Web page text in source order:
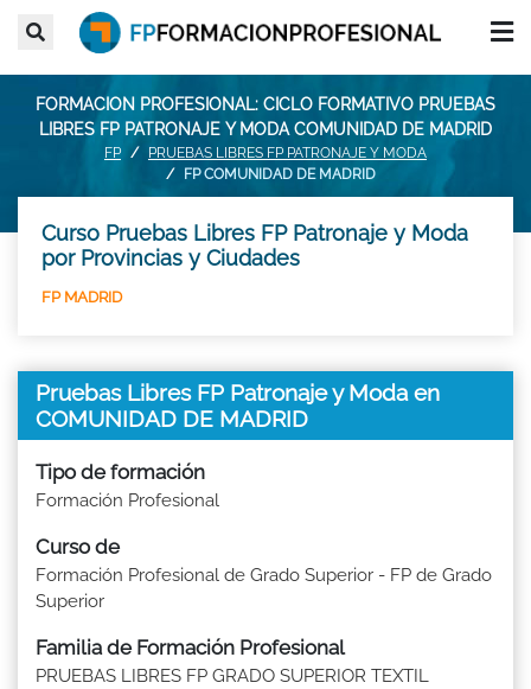
FORMACION PROFESIONAL: CICLO FORMATIVO PRUEBAS
LIBRES FP PATRONAJE Y MODA COMUNIDAD DE MADRID
FP
PRUEBAS LIBRES FP PATRONAJE Y MODA
FP COMUNIDAD DE MADRID
Curso Pruebas Libres FP Patronaje y Moda
por Provincias y Ciudades
FP MADRID
Pruebas Libres FP Patronaje y Moda en
COMUNIDAD DE MADRID
Tipo de formación
Formación Profesional
Curso de
Formación Profesional de Grado Superior - FP de Grado
Superior
Familia de Formación Profesional
PRUEBAS LIBRES FP GRADO SUPERIOR TEXTIL